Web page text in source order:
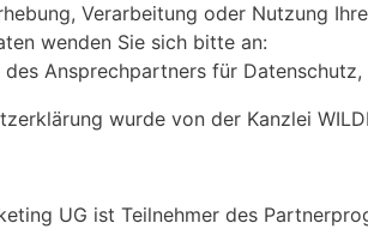
Verarbeitung oder Nutzung
wenden Sie sich bitte an:
des Ansprechpartners für
wurde von der Kanzlei
UG ist Teilnehmer des